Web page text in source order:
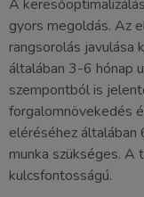
A
gyors megoldás. Az
rangsorolás javulása
általában 3-6 hónap
szempontból is
forgalomnövekedés
eléréséhez
munka szükséges.
kulcsfontosságú.